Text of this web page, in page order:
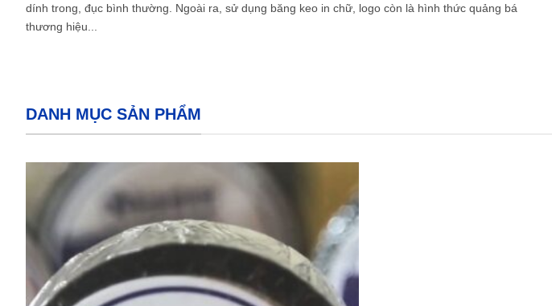
dính trong, đục bình thường. Ngoài ra, sử dụng băng keo in chữ, logo còn là hình thức quảng bá
thương hiệu...
DANH MỤC SẢN PHẨM